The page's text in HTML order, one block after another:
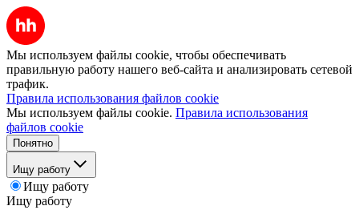
Мы используем файлы cookie, чтобы обеспечивать
правильную работу нашего веб-сайта и анализировать сетевой
трафик.
Правила использования файлов cookie
Мы используем файлы cookie. Правила использования
файлов cookie
Понятно
Ищу работу
Ищу работу
Ищу работу